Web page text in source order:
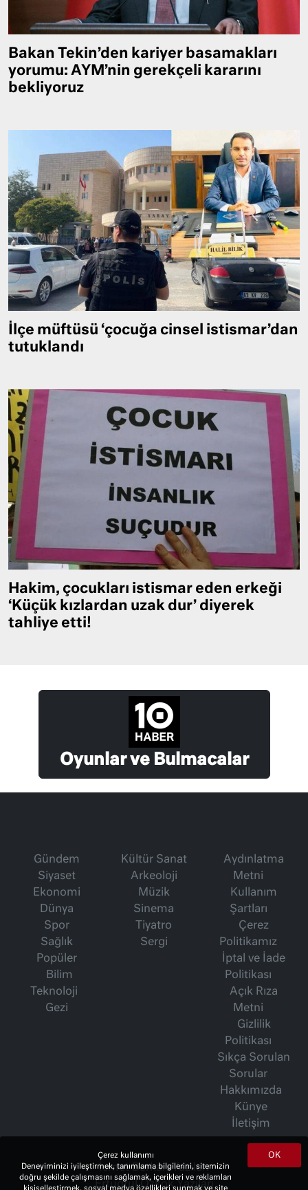
Bakan Tekin’den kariyer basamakları
yorumu: AYM’nin gerekçeli kararını
bekliyoruz
İlçe müftüsü ‘çocuğa cinsel istismar’dan
tutuklandı
Hakim, çocukları istismar eden erkeği
‘Küçük kızlardan uzak dur’ diyerek
tahliye etti!
Oyunlar ve Bulmacalar
Gündem
Siyaset
Ekonomi
Dünya
Spor
Sağlık
Popüler
Bilim
Teknoloji
Gezi
Kültür Sanat
Arkeoloji
Müzik
Sinema
Tiyatro
Sergi
Aydınlatma
Metni
Kullanım
Şartları
Çerez
Politikamız
İptal ve İade
Politikası
Açık Rıza
Metni
Gizlilik
Politikası
Sıkça Sorulan
Sorular
Hakkımızda
Künye
İletişim
İsmet Berkan Yazıları
Ertuğrul Özkök Yazıları
OK
Çerez kullanımı
Deneyiminizi iyileştirmek, tanımlama bilgilerini, sitemizin
doğru şekilde çalışmasını sağlamak, içerikleri ve reklamları
kişiselleştirmek, sosyal medya özellikleri sunmak ve site